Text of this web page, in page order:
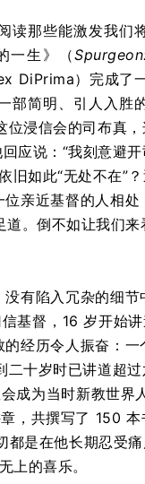
读那些能激发我们
一生》（
DiPrima） 完成了
部简明、引人入胜
浸信会的司布真
应说：“我刻意避
旧如此“无处不在
亲近基督的人相
。倒不如让我们
有陷入冗杂的细
基督，16 岁开始
经历令人振奋：
二十岁时已讲道超
成为当时新教世界
，共撰写了 150
是在他长期忍受
上的喜乐。